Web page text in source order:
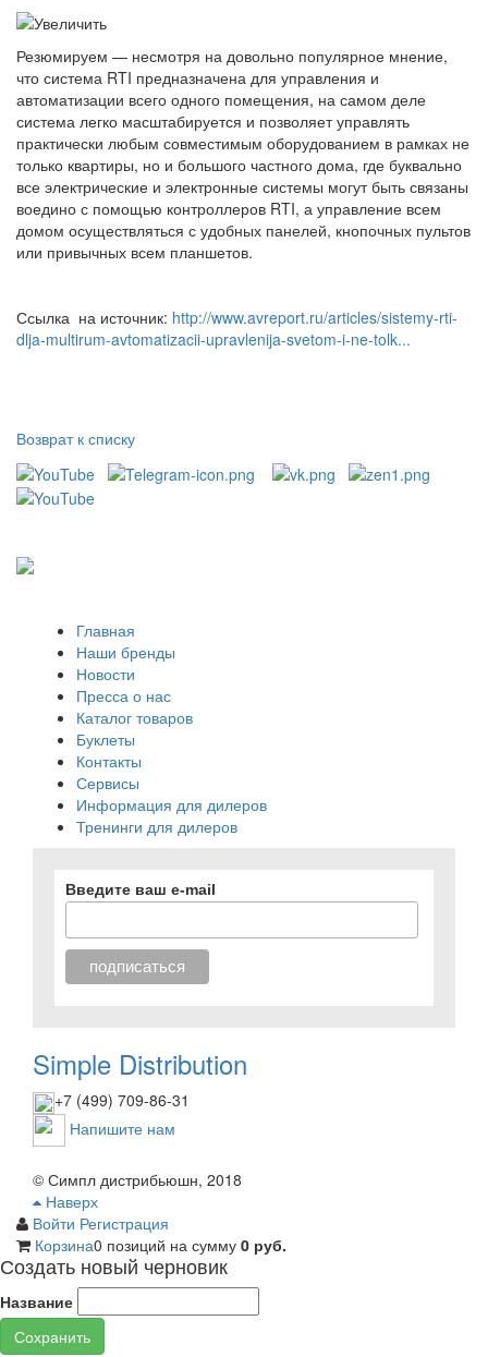
Резюмируем — несмотря на довольно популярное мнение,
что система RTI предназначена для управления и
автоматизации всего одного помещения, на самом деле
система легко масштабируется и позволяет управлять
практически любым совместимым оборудованием в рамках не
только квартиры, но и большого частного дома, где буквально
все электрические и электронные системы могут быть связаны
воедино с помощью контроллеров RTI, а управление всем
домом осуществляться с удобных панелей, кнопочных пультов
или привычных всем планшетов.
Ссылка на источник: http://www.avreport.ru/articles/sistemy-rti-
dlja-multirum-avtomatizacii-upravlenija-svetom-i-ne-tolk...
Возврат к списку
Главная
Наши бренды
Новости
Пресса о нас
Каталог товаров
Буклеты
Контакты
Сервисы
Информация для дилеров
Тренинги для дилеров
Введите ваш e-mail
Simple Distribution
+7 (499) 709-86-31
Напишите нам
© Симпл дистрибьюшн, 2018
Наверх
Войти Регистрация
Корзина0 позиций на сумму 0 руб.
Создать новый черновик
Название
Сохранить